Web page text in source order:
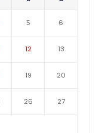
5 6
12 13
19 20
26 27